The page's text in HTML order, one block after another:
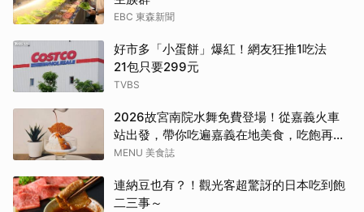
EBC 東森新聞
好市多「小蛋餅」爆紅！網友狂推1吃法
21包只要299元
TVBS
2026故宮南院水舞免費登場！從嘉義火車
站出發，帶你吃遍嘉義在地美食，吃飽再去
看夜間展演，這周末就這樣安排吧！
MENU 美食誌
連納豆也有？！觀光客超驚訝的日本吃到飽
二三事～